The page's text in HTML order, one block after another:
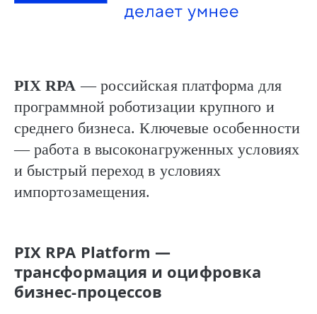
PIX RPA — российская платформа для
программной роботизации крупного и
среднего бизнеса. Ключевые особенности
— работа в высоконагруженных условиях
и быстрый переход в условиях
импортозамещения.
PIX RPA Platform —
трансформация и оцифровка
бизнес-процессов